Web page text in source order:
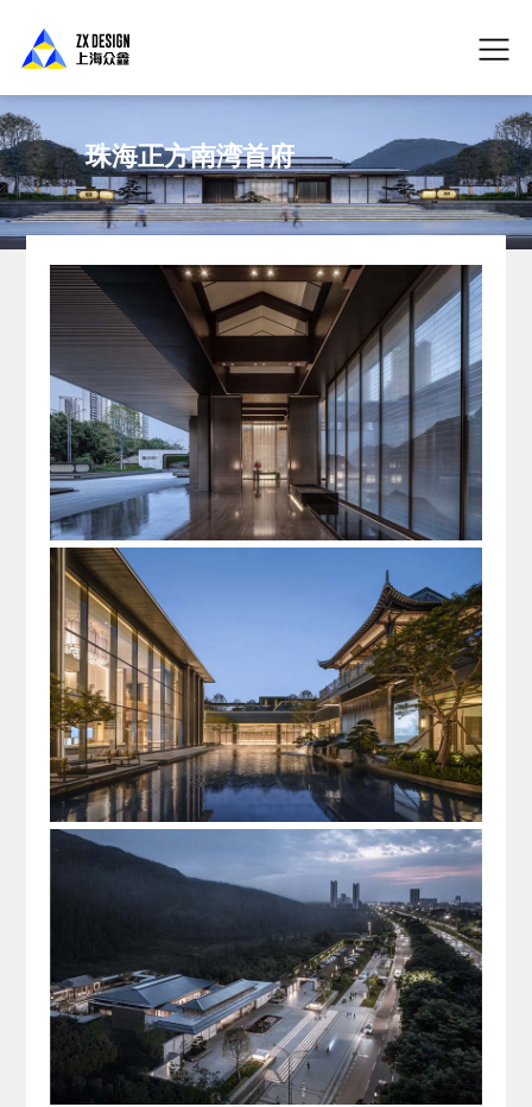
珠海正方南湾首府